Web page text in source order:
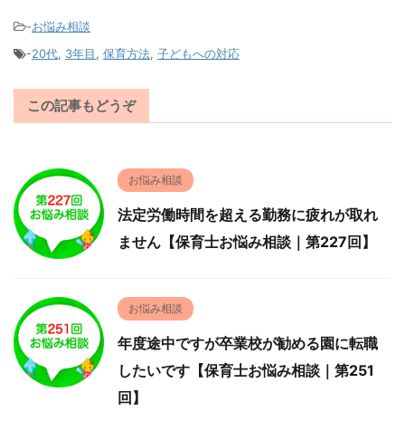
-お悩み相談
-20代, 3年目, 保育方法, 子どもへの対応
この記事もどうぞ
お悩み相談
法定労働時間を超える勤務に疲れが取れ
ません【保育士お悩み相談｜第227回】
お悩み相談
年度途中ですが卒業校が勧める園に転職
したいです【保育士お悩み相談｜第251
回】